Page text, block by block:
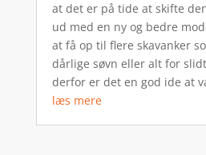
at det er på tide at skifte
ud med en ny og bedre
at få op til flere skavanker
dårlige søvn eller alt for
derfor er det en god ide at
læs mere